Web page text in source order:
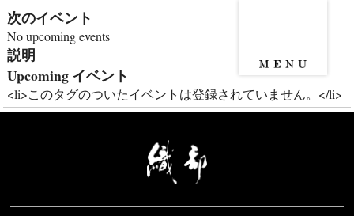
次のイベント
No upcoming events
説明
Upcoming イベント
<li>このタグのついたイベントは登録されていません。</li>